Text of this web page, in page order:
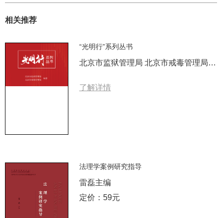
相关推荐
“光明行”系列丛书
北京市监狱管理局 北京市戒毒管理局 编著
了解详情
法理学案例研究指导
雷磊主编
定价：59元